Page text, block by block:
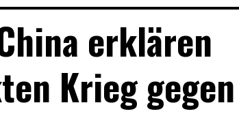
erklären
Krieg gegen